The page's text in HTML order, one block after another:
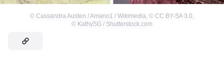
© Cassandra Austen / Amano1 / Wikimedia, © CC BY-SA 3.0,
© KathySG / Shutterstock.com